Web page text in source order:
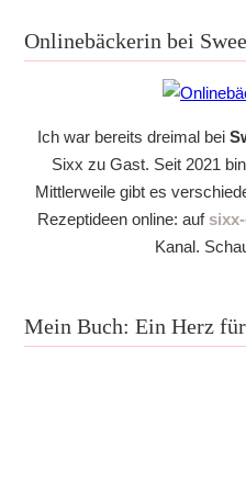
Onlinebäckerin bei
Ich war bereits dreimal bei
Sixx zu Gast. Seit 2021
Mittlerweile gibt es
Rezeptideen online: auf
Kanal.
Mein Buch: Ein Herz